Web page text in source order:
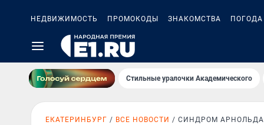
НЕДВИЖИМОСТЬ ПРОМОКОДЫ ЗНАКОМСТВА ПОГОДА
Стильные уралочки Академического
ЕКАТЕРИНБУРГ ВСЕ НОВОСТИ СИНДРОМ